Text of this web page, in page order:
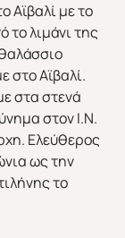
Αϊβαλί με το
λιμάνι της
στο Αϊβαλί.
στα στενά
στον Ι.Ν.
Ελεύθερος
ως την
το